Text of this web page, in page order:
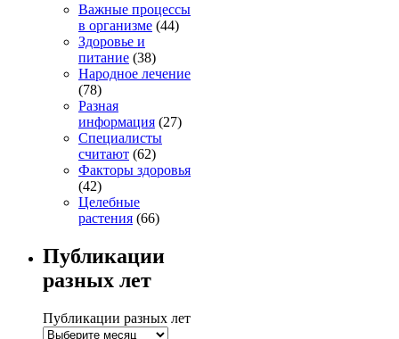
Важные процессы
в организме (44)
Здоровье и
питание (38)
Народное лечение
(78)
Разная
информация (27)
Специалисты
считают (62)
Факторы здоровья
(42)
Целебные
растения (66)
Публикации
разных лет
Публикации разных лет